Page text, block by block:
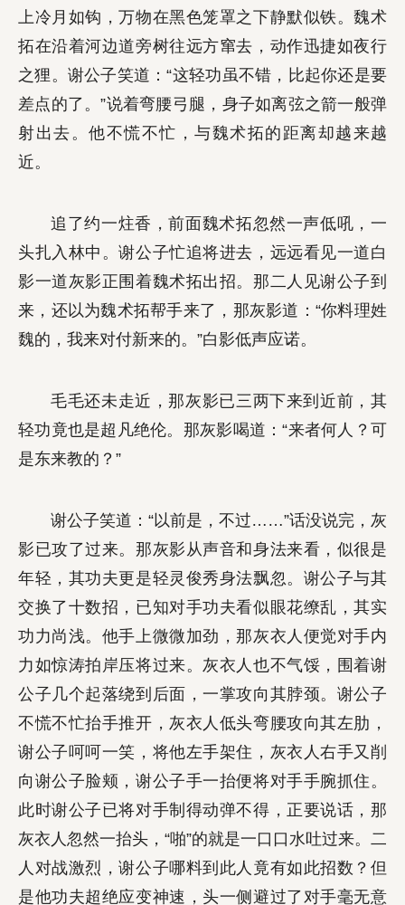
上冷月如钩，万物在黑色笼罩之下静默似铁。魏术
拓在沿着河边道旁树往远方窜去，动作迅捷如夜行
之狸。谢公子笑道：“这轻功虽不错，比起你还是要
差点的了。”说着弯腰弓腿，身子如离弦之箭一般弹
射出去。他不慌不忙，与魏术拓的距离却越来越
近。
追了约一炷香，前面魏术拓忽然一声低吼，一
头扎入林中。谢公子忙追将进去，远远看见一道白
影一道灰影正围着魏术拓出招。那二人见谢公子到
来，还以为魏术拓帮手来了，那灰影道：“你料理姓
魏的，我来对付新来的。”白影低声应诺。
毛毛还未走近，那灰影已三两下来到近前，其
轻功竟也是超凡绝伦。那灰影喝道：“来者何人？可
是东来教的？”
谢公子笑道：“以前是，不过……”话没说完，灰
影已攻了过来。那灰影从声音和身法来看，似很是
年轻，其功夫更是轻灵俊秀身法飘忽。谢公子与其
交换了十数招，已知对手功夫看似眼花缭乱，其实
功力尚浅。他手上微微加劲，那灰衣人便觉对手内
力如惊涛拍岸压将过来。灰衣人也不气馁，围着谢
公子几个起落绕到后面，一掌攻向其脖颈。谢公子
不慌不忙抬手推开，灰衣人低头弯腰攻向其左肋，
谢公子呵呵一笑，将他左手架住，灰衣人右手又削
向谢公子脸颊，谢公子手一抬便将对手手腕抓住。
此时谢公子已将对手制得动弹不得，正要说话，那
灰衣人忽然一抬头，“啪”的就是一口口水吐过来。二
人对战激烈，谢公子哪料到此人竟有如此招数？但
是他功夫超绝应变神速，头一侧避过了对手毫无意